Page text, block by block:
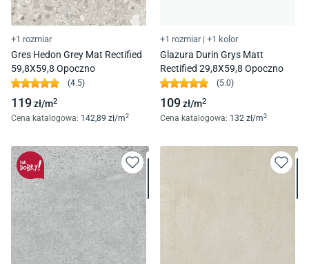
+1 rozmiar
Gres Hedon Grey Mat Rectified
59,8X59,8 Opoczno
(4.5)
119zł/m2
Cena katalogowa: 142,89 zł/m2
+1 rozmiar | +1 kolor
Glazura Durin Grys Matt
Rectified 29,8X59,8 Opoczno
(5.0)
109zł/m2
Cena katalogowa: 132 zł/m2